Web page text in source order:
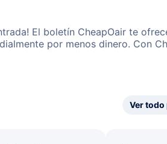
El boletín CheapOair te
por menos dinero. Con
Ver